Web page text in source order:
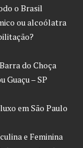
o Brasil
ou alcoólatra
do Choça
Guaçu – SP
em São Paulo
e Feminina